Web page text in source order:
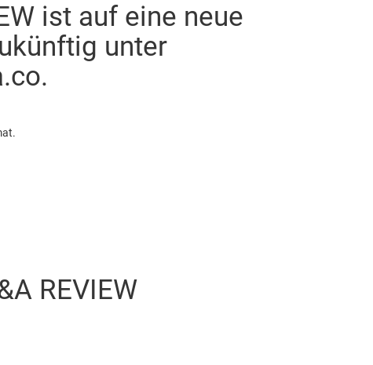
ist auf eine neue
unter
REVIEW